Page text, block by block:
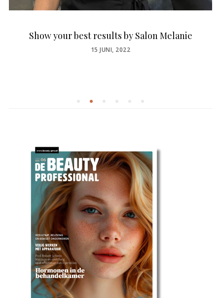
Show your best results by Salon Melanie
POSTED
15 JUNI, 2022